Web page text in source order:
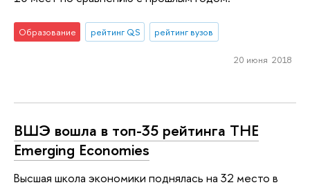
Образование рейтинг QS рейтинг вузов
20 июня 2018
ВШЭ вошла в топ-35 рейтинга THE
Emerging Economies
Высшая школа экономики поднялась на 32 место в